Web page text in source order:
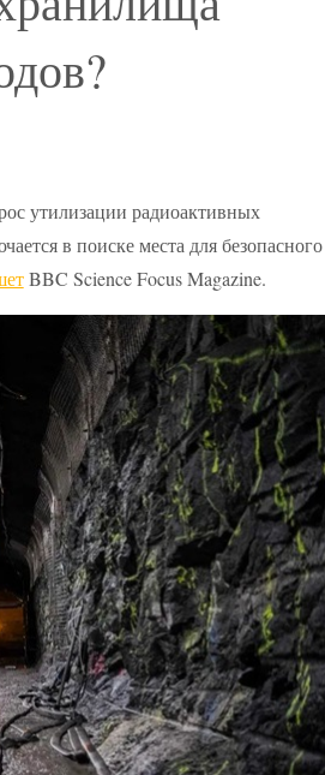
утилизации радиоактивных
в поиске места для безопасного
BBC Science Focus Magazine.